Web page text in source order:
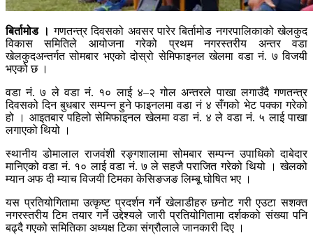
बिर्तामोड । गणतन्त्र दिवसको अवसर पारेर बिर्तामोड नगरपालिकाको खेलकुद
विकास समितिले आयोजना गरेको प्रथम नगरस्तरीय अन्तर वडा
खेलकुदअन्तर्गत सोमबार भएको दोस्रो सेमिफाइनल खेलमा वडा नं. ७ विजयी
भएको छ ।
वडा नं. ७ ले वडा नं. १० लाई ४–२ गोल अन्तरले पाखा लगाउँदै गणतन्त्र
दिवसको दिन बुधबार सम्पन्न हुने फाइनलमा वडा नं ४ सँगको भेट पक्का गरेको
हो । आइतबार पहिलो सेमिफाइनल खेलमा वडा नं. ४ ले वडा नं. ५ लाई पाखा
लगाएको थियो ।
स्थानीय डोमालाल राजवंशी रङ्गशालामा सोमबार सम्पन्न उपाधिको दाबेदार
मानिएको वडा नं. १० लाई वडा नं. ७ ले सहजै पराजित गरेको थियो । खेलको
म्यान अफ दी म्याच विजयी टिमका केसिङजङ लिम्बू घोषित भए ।
यस प्रतियोगितामा उत्कृष्ट प्रदर्शन गर्ने खेलाडीहरु छनोट गरी एउटा सशक्त
नगरस्तरीय टिम तयार गर्ने उद्देश्यले जारी प्रतियोगितामा दर्शकको संख्या पनि
बढ्दै गएको समितिका अध्यक्ष टिका संग्रौलाले जानकारी दिए ।